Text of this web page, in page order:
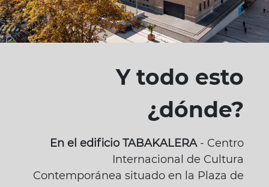
Y todo esto
¿dónde?
En el edificio TABAKALERA- Centro
Internacional de Cultura
Contemporánea situado en la Plaza de